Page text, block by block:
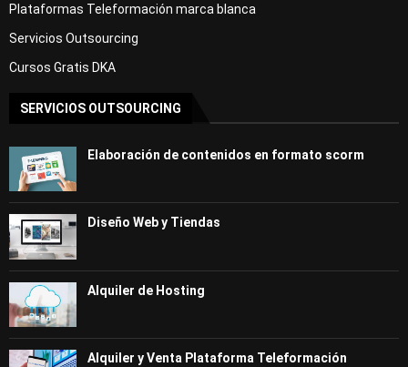
Plataformas Teleformación marca blanca
Servicios Outsourcing
Cursos Gratis DKA
SERVICIOS OUTSOURCING
Elaboración de contenidos en formato scorm
Diseño Web y Tiendas
Alquiler de Hosting
Alquiler y Venta Plataforma Teleformación